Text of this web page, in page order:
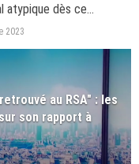
atypique dès ce
novembre 2023 sur
à puremedias.com.
2023
au RSA" : les
son rapport à